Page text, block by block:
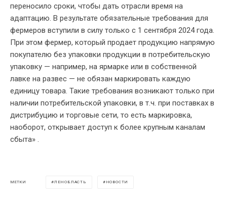
переносило сроки, чтобы дать отрасли время на
адаптацию. В результате обязательные требования для
фермеров вступили в силу только с 1 сентября 2024 года.
При этом фермер, который продает продукцию напрямую
покупателю без упаковки продукции в потребительскую
упаковку — например, на ярмарке или в собственной
лавке на развес — не обязан маркировать каждую
единицу товара. Такие требования возникают только при
наличии потребительской упаковки, в т.ч. при поставках в
дистрибуцию и торговые сети, то есть маркировка,
наоборот, открывает доступ к более крупным каналам
сбыта» .
МЕТКИ ЛЕНОБЛАСТЬ НОВОСТИ